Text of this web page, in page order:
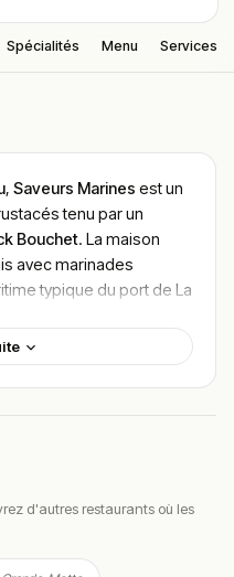
Spécialités Menu Services
, Saveurs Marines est un
tenu par un
Bouchet. La maison
avec marinades
typique du port de La
de la station, vue sur
de sonport de
fin
Balladur
d'autres restaurants où les